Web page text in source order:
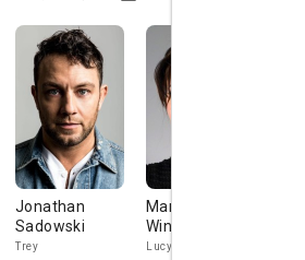
Jonathan
Sadowski
Trey
Mary Elizabeth
Winstead
Lucy McClane